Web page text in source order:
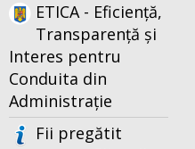
ETICA - Eficiență,
Transparență și
Interes pentru
Conduita din
Administrație
Fii pregătit